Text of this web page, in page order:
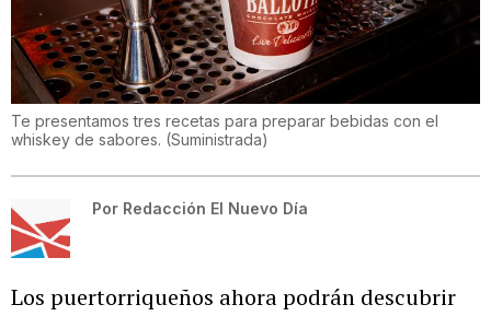
Te presentamos tres recetas para preparar bebidas con el
whiskey de sabores. (Suministrada)
Por Redacción El Nuevo Día
Los puertorriqueños ahora podrán descubrir